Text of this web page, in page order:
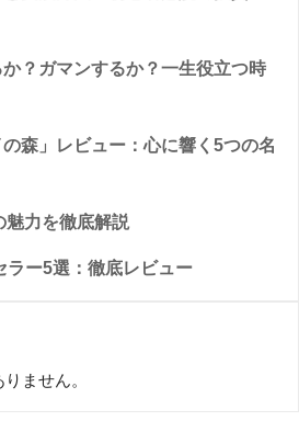
？ガマンするか？一生役立つ時
森」レビュー：心に響く5つの名
魅力を徹底解説
ラー5選：徹底レビュー
ません。